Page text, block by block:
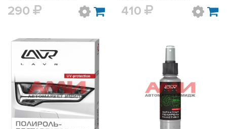
LN1459L
290 410
БЫСТРЫЙ ПРОСМОТР БЫСТРЫЙ ПРОСМОТР